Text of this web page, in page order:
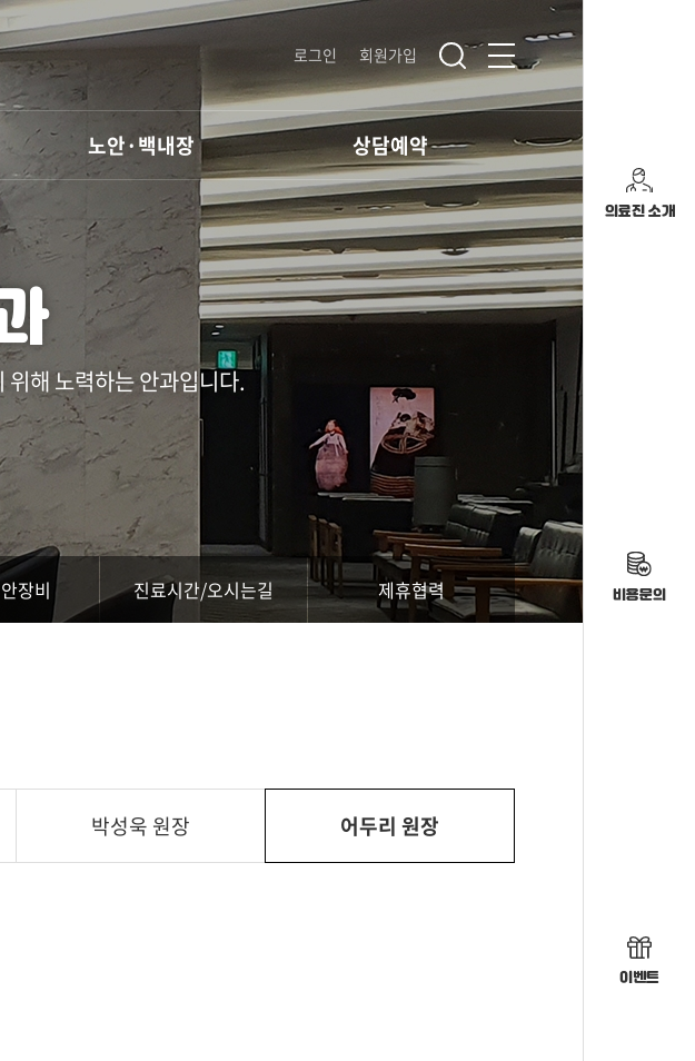
로그인 회원가입
노안·백내장 상담예약
의료진 소개
비용문의
이벤트
해 노력하는 안과입니다.
장비 진료시간/오시는길 제휴협력
박성욱 원장 어두리 원장